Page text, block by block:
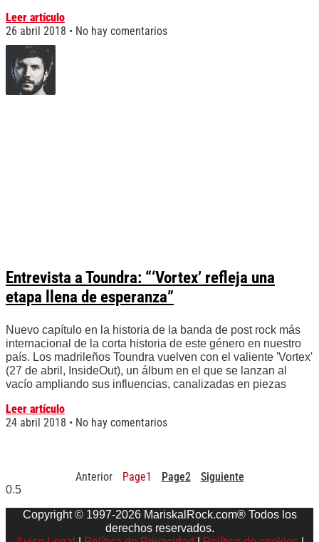
Leer artículo
26 abril 2018
No hay comentarios
Entrevista a Toundra: “‘Vortex’ refleja una
etapa llena de esperanza”
Nuevo capítulo en la historia de la banda de post rock más
internacional de la corta historia de este género en nuestro
país. Los madrileños Toundra vuelven con el valiente 'Vortex'
(27 de abril, InsideOut), un álbum en el que se lanzan al
vacío ampliando sus influencias, canalizadas en piezas
Leer artículo
24 abril 2018
No hay comentarios
Anterior Page1 Page2 Siguiente
Copyright © 1997-2026 MariskalRock.com® Todos los
derechos reservados.